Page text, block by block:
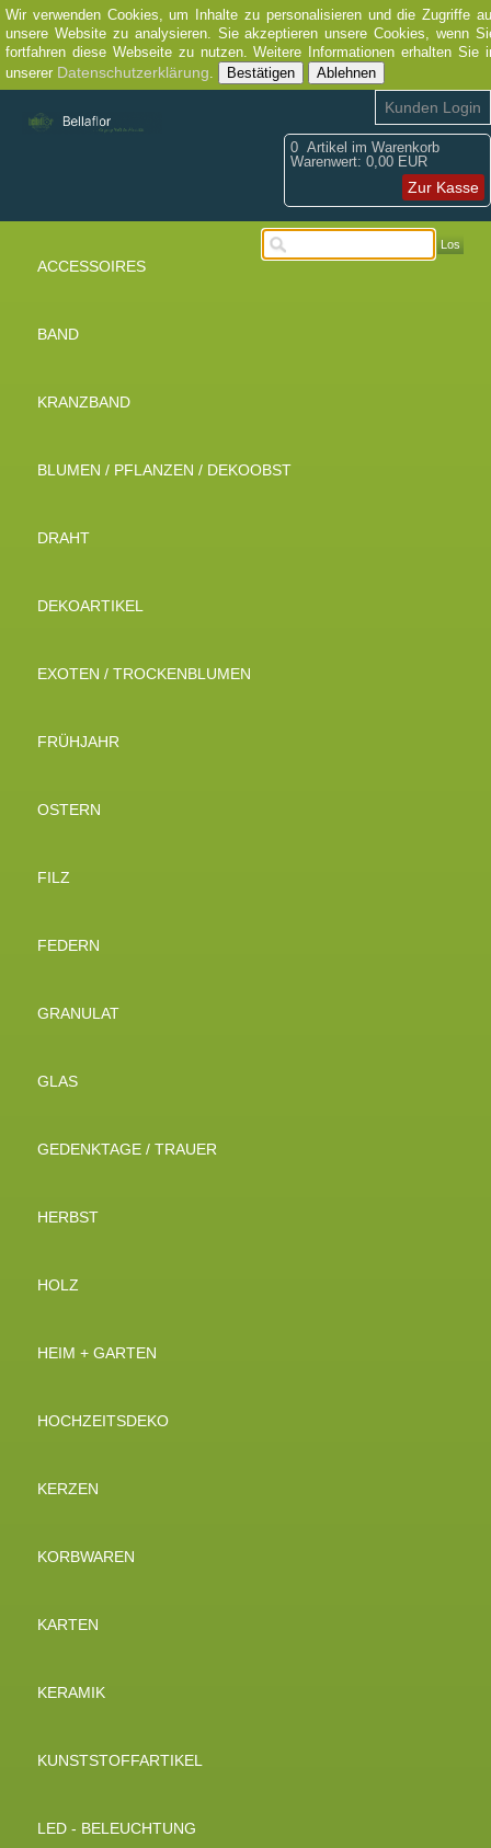
Wir verwenden Cookies, um Inhalte zu personalisieren und die Zugriffe
unsere Website zu analysieren. Sie akzeptieren unsere Cookies, wenn
fortfahren diese Webseite zu nutzen. Weitere Informationen erhalten Sie
unserer Datenschutzerklärung. Bestätigen Ablehnen
0 Artikel im Warenkorb
Warenwert: 0,00 EUR
Zur Kasse
Kunden Login
Los
ACCESSOIRES
BAND
KRANZBAND
BLUMEN / PFLANZEN / DEKOOBST
DRAHT
DEKOARTIKEL
EXOTEN / TROCKENBLUMEN
FRÜHJAHR
OSTERN
FILZ
FEDERN
GRANULAT
GLAS
GEDENKTAGE / TRAUER
HERBST
HOLZ
HEIM + GARTEN
HOCHZEITSDEKO
KERZEN
KORBWAREN
KARTEN
KERAMIK
KUNSTSTOFFARTIKEL
LED - BELEUCHTUNG